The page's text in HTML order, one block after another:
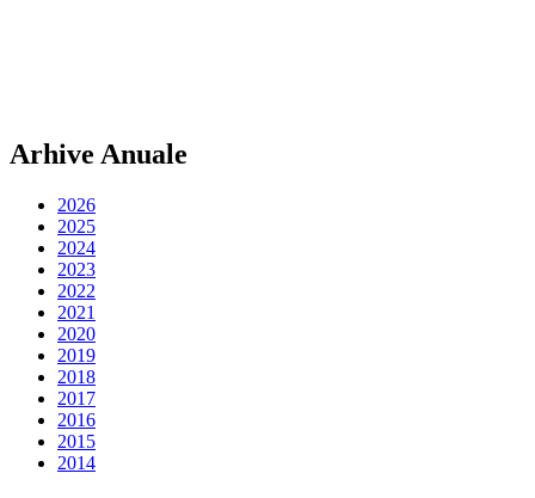
Arhive Anuale
2026
2025
2024
2023
2022
2021
2020
2019
2018
2017
2016
2015
2014